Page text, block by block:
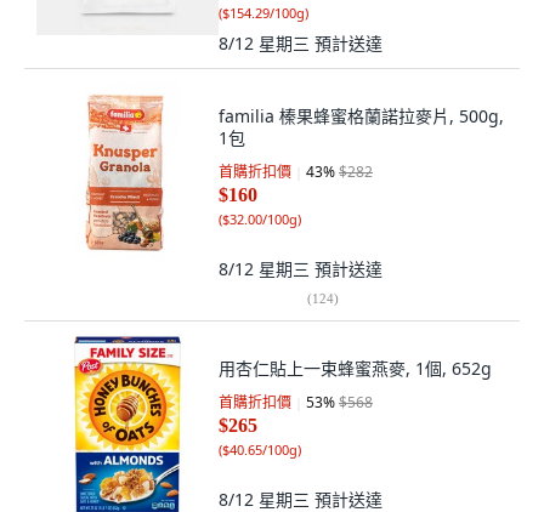
($154.29/100g)
8/12 星期三 預計送達
familia 榛果蜂蜜格蘭諾拉麥片, 500g,
1包
首購折扣價 43%$282
$160
($32.00/100g)
8/12 星期三 預計送達
(124)
用杏仁貼上一束蜂蜜燕麥, 1個, 652g
首購折扣價 53%$568
$265
($40.65/100g)
8/12 星期三 預計送達